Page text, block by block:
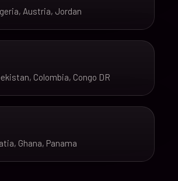
Austria, Jordan
Colombia, Congo DR
Ghana, Panama